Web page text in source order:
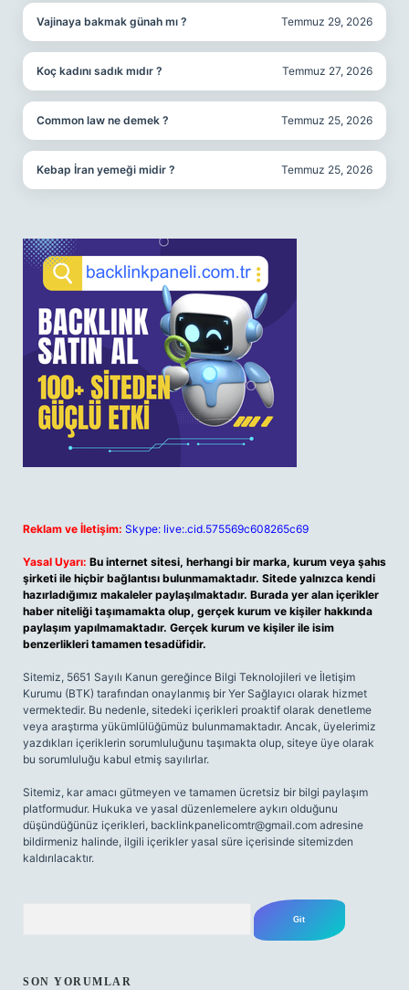
Vajinaya bakmak günah mı ? Temmuz 29, 2026
Koç kadını sadık mıdır ? Temmuz 27, 2026
Common law ne demek ? Temmuz 25, 2026
Kebap İran yemeği midir ? Temmuz 25, 2026
Reklam ve İletişim: Skype: live:.cid.575569c608265c69
Yasal Uyarı: Bu internet sitesi, herhangi bir marka, kurum veya şahıs
şirketi ile hiçbir bağlantısı bulunmamaktadır. Sitede yalnızca kendi
hazırladığımız makaleler paylaşılmaktadır. Burada yer alan içerikler
haber niteliği taşımamakta olup, gerçek kurum ve kişiler hakkında
paylaşım yapılmamaktadır. Gerçek kurum ve kişiler ile isim
benzerlikleri tamamen tesadüfidir.
Sitemiz, 5651 Sayılı Kanun gereğince Bilgi Teknolojileri ve İletişim
Kurumu (BTK) tarafından onaylanmış bir Yer Sağlayıcı olarak hizmet
vermektedir. Bu nedenle, sitedeki içerikleri proaktif olarak denetleme
veya araştırma yükümlülüğümüz bulunmamaktadır. Ancak, üyelerimiz
yazdıkları içeriklerin sorumluluğunu taşımakta olup, siteye üye olarak
bu sorumluluğu kabul etmiş sayılırlar.
Sitemiz, kar amacı gütmeyen ve tamamen ücretsiz bir bilgi paylaşım
platformudur. Hukuka ve yasal düzenlemelere aykırı olduğunu
düşündüğünüz içerikleri, backlinkpanelicomtr@gmail.com adresine
bildirmeniz halinde, ilgili içerikler yasal süre içerisinde sitemizden
kaldırılacaktır.
SON YORUMLAR